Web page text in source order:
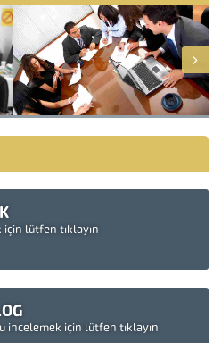
lütfen tıklayın
incelemek için lütfen tıklayın